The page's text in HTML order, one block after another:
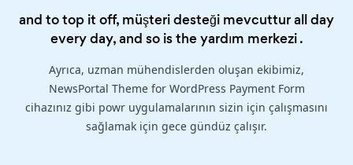
and to top it off, müşteri desteği mevcuttur all day
every day, and so is theyardım merkezi.
Ayrıca, uzman mühendislerden oluşan ekibimiz,
NewsPortal Theme for WordPress Payment Form
cihazınız gibi powr uygulamalarının sizin için çalışmasını
sağlamak için gece gündüz çalışır.